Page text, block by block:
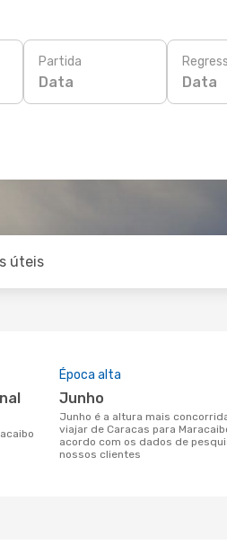
Partida
Data Data
úteis
Época alta
junho
junho é a altura mais concorrida para
viajar de Caracas para
acordo com os dados de
nossos clientes